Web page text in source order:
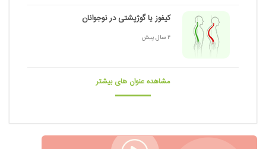
کیفوز یا گوژپشتی در نوجوانان
2 سال پیش
مشاهده عنوان های بیشتر